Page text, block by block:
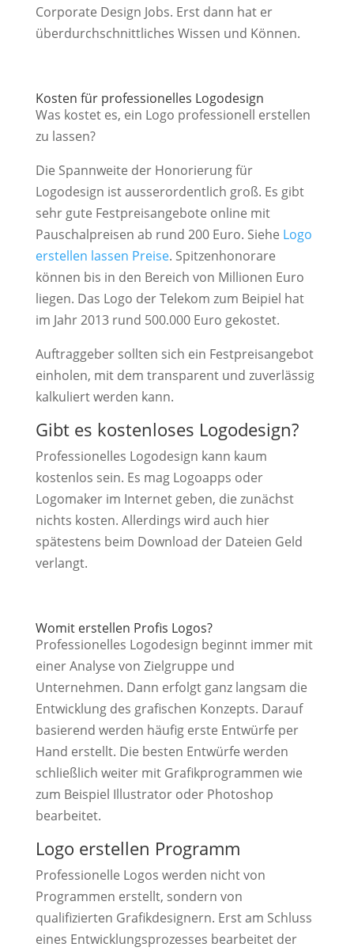
Corporate Design Jobs. Erst dann hat er
überdurchschnittliches Wissen und Können.
Kosten für professionelles Logodesign
Was kostet es, ein Logo professionell erstellen
zu lassen?
Die Spannweite der Honorierung für
Logodesign ist ausserordentlich groß. Es gibt
sehr gute Festpreisangebote online mit
Pauschalpreisen ab rund 200 Euro. Siehe Logo
erstellen lassen Preise. Spitzenhonorare
können bis in den Bereich von Millionen Euro
liegen. Das Logo der Telekom zum Beipiel hat
im Jahr 2013 rund 500.000 Euro gekostet.
Auftraggeber sollten sich ein Festpreisangebot
einholen, mit dem transparent und zuverlässig
kalkuliert werden kann.
Gibt es kostenloses Logodesign?
Professionelles Logodesign kann kaum
kostenlos sein. Es mag Logoapps oder
Logomaker im Internet geben, die zunächst
nichts kosten. Allerdings wird auch hier
spätestens beim Download der Dateien Geld
verlangt.
Womit erstellen Profis Logos?
Professionelles Logodesign beginnt immer mit
einer Analyse von Zielgruppe und
Unternehmen. Dann erfolgt ganz langsam die
Entwicklung des grafischen Konzepts. Darauf
basierend werden häufig erste Entwürfe per
Hand erstellt. Die besten Entwürfe werden
schließlich weiter mit Grafikprogrammen wie
zum Beispiel Illustrator oder Photoshop
bearbeitet.
Logo erstellen Programm
Professionelle Logos werden nicht von
Programmen erstellt, sondern von
qualifizierten Grafikdesignern. Erst am Schluss
eines Entwicklungsprozesses bearbeitet der